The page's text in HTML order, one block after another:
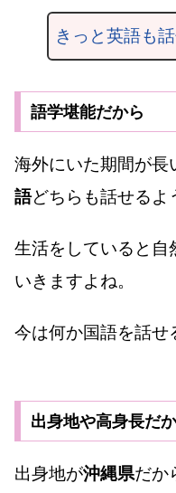
きっと英語も
語学堪能だから
海外にいた期間が長
語どちらも話せるよ
生活をしていると自
いきますよね。
今は何か国語を話せ
出身地や高身長だ
出身地が沖縄県だか